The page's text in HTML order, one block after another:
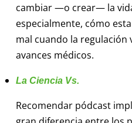
cambiar —o crear— la
especialmente, cómo
mal cuando la regulación
avances médicos.
La Ciencia Vs.
Recomendar pódcast